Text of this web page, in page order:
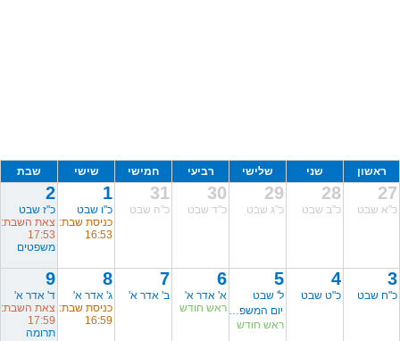
ראשון שני שלישי רביעי חמישי שישי שבת
27
כ"א שבט
28
כ"ב שבט
29
כ"ג שבט
30
כ"ד שבט
31
כ"ה שבט
1
כ"ו שבט
כניסת שבת:
16:53
2
כ"ז שבט
צאת השבת:
17:53
משפטים
3
כ"ח שבט
4
כ"ט שבט
5
ל' שבט
יום המשפחה
ראש חודש
6
א' אדר א'
ראש חודש
7
ב' אדר א'
8
ג' אדר א'
כניסת שבת:
16:59
9
ד' אדר א'
צאת השבת:
17:59
תרומה